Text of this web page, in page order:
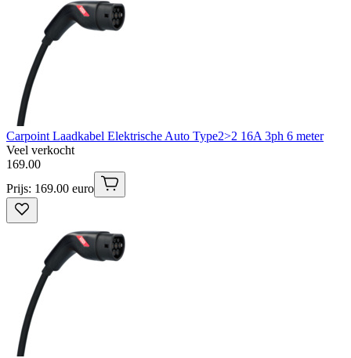
Carpoint Laadkabel Elektrische Auto Type2>2 16A 3ph 6 meter
Veel verkocht
169.00
Prijs: 169.00 euro